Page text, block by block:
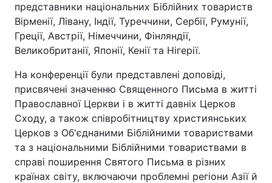
представники національних Біблійних товариств
Вірменії, Лівану, Індії, Туреччини, Сербії, Румунії,
Греції, Австрії, Німеччини, Фінляндії,
Великобританії, Японії, Кенії та Нігерії.
На конференції були представлені доповіді,
присвячені значенню Священного Письма в житті
Православної Церкви і в житті давніх Церков
Сходу, а також співробітництву християнських
Церков з Об'єднаними Біблійними товариствами
та з національними Біблійними товариствами в
справі поширення Святого Письма в різних
країнах світу, включаючи проблемні регіони Азії й